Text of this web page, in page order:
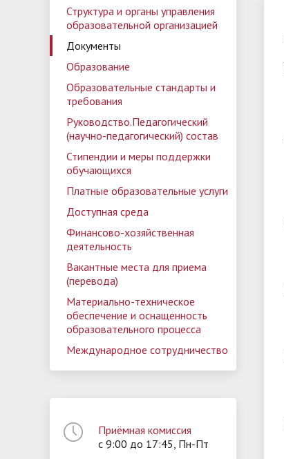
Структура и органы управления
образовательной организацией
Документы
Образование
Образовательные стандарты и
требования
Руководство.Педагогический
(научно-педагогический) состав
Стипендии и меры поддержки
обучающихся
Платные образовательные услуги
Доступная среда
Финансово-хозяйственная
деятельность
Вакантные места для приема
(перевода)
Материально-техническое
обеспечение и оснащенность
образовательного процесса
Международное сотрудничество
Приёмная комиссия
с 9:00 до 17:45, Пн-Пт